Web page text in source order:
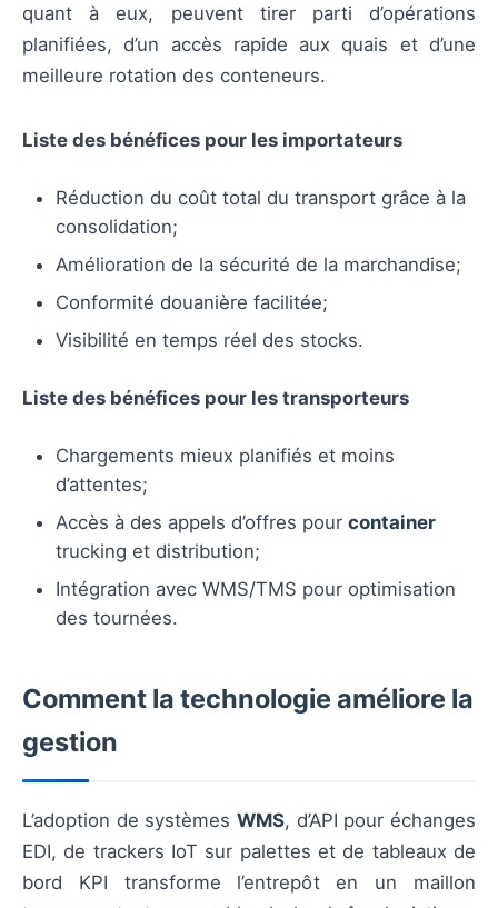
quant à eux, peuvent tirer parti d’opérations
planifiées, d’un accès rapide aux quais et d’une
meilleure rotation des conteneurs.
Liste des bénéfices pour les importateurs
Réduction du coût total du transport grâce à la
consolidation;
Amélioration de la sécurité de la marchandise;
Conformité douanière facilitée;
Visibilité en temps réel des stocks.
Liste des bénéfices pour les transporteurs
Chargements mieux planifiés et moins
d’attentes;
Accès à des appels d’offres pour container
trucking et distribution;
Intégration avec WMS/TMS pour optimisation
des tournées.
Comment la technologie améliore la
gestion
L’adoption de systèmes WMS, d’API pour échanges
EDI, de trackers IoT sur palettes et de tableaux de
bord KPI transforme l’entrepôt en un maillon